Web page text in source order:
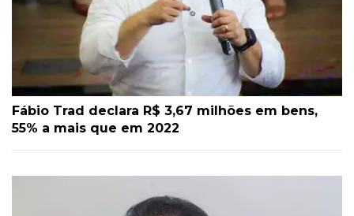
Fábio Trad declara R$ 3,67 milhões em bens,
55% a mais que em 2022